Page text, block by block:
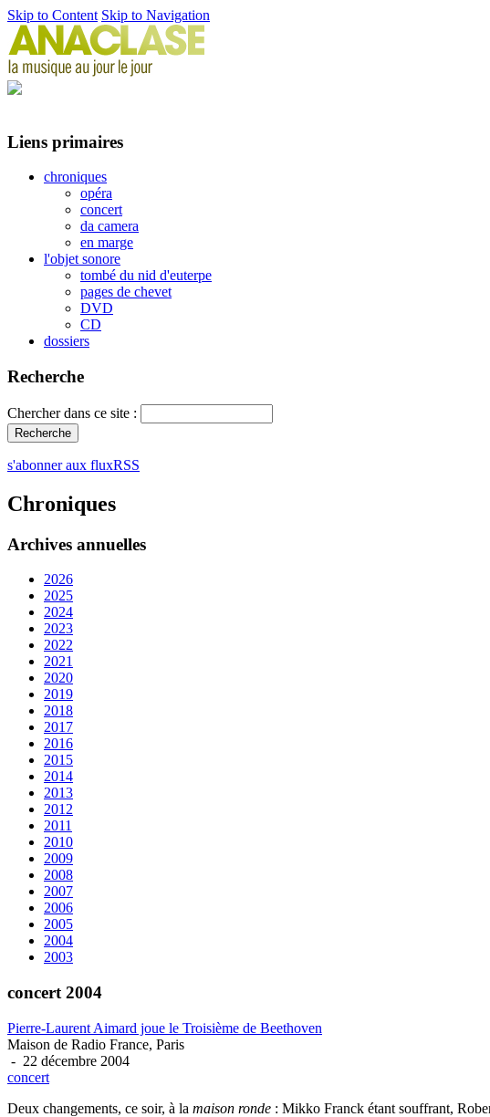
Skip to Content Skip to Navigation
Liens primaires
chroniques
opéra
concert
da camera
en marge
l'objet sonore
tombé du nid d'euterpe
pages de chevet
DVD
CD
dossiers
Recherche
Chercher dans ce site :
s'abonner aux fluxRSS
Chroniques
Archives annuelles
2026
2025
2024
2023
2022
2021
2020
2019
2018
2017
2016
2015
2014
2013
2012
2011
2010
2009
2008
2007
2006
2005
2004
2003
concert 2004
Pierre-Laurent Aimard joue le Troisième de Beethoven
Maison de Radio France, Paris
- 22 décembre 2004
concert
Deux changements, ce soir, à la maison ronde : Mikko Franck étant souffrant,